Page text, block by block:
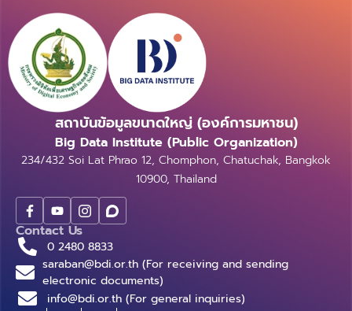
สถาบันข้อมูลขนาดใหญ่ (องค์การมหาชน)
Big Data Institute (Public Organization)
234/432 Soi Lat Phrao 12, Chomphon, Chatuchak, Bangkok
10900, Thailand
Contact Us
0 2480 8833
saraban@bdi.or.th (For receiving and sending
electronic documents)
info@bdi.or.th (For general inquiries)